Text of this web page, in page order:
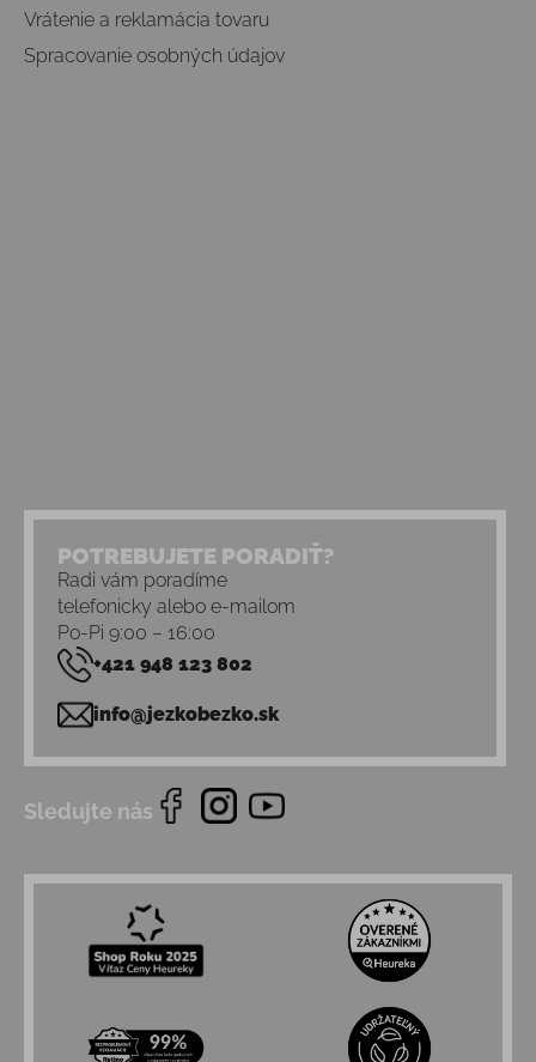
Vrátenie a reklamácia tovaru
Spracovanie osobných údajov
POTREBUJETE PORADIŤ?
Radi vám poradíme
telefonicky alebo e-mailom
Po-Pi 9:00 – 16:00
+421 948 123 802
info@jezkobezko.sk
Sledujte nás